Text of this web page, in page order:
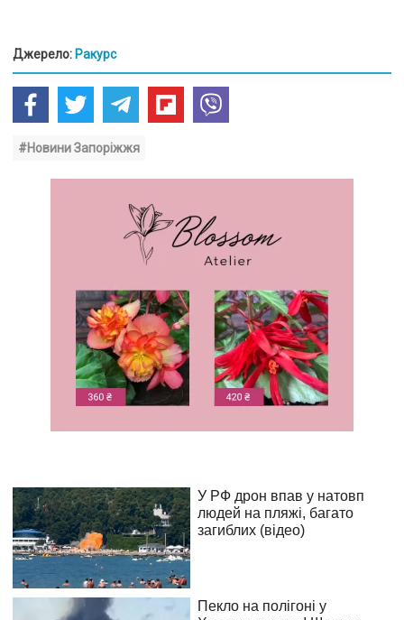
Джерело: Ракурс
#Новини Запоріжжя